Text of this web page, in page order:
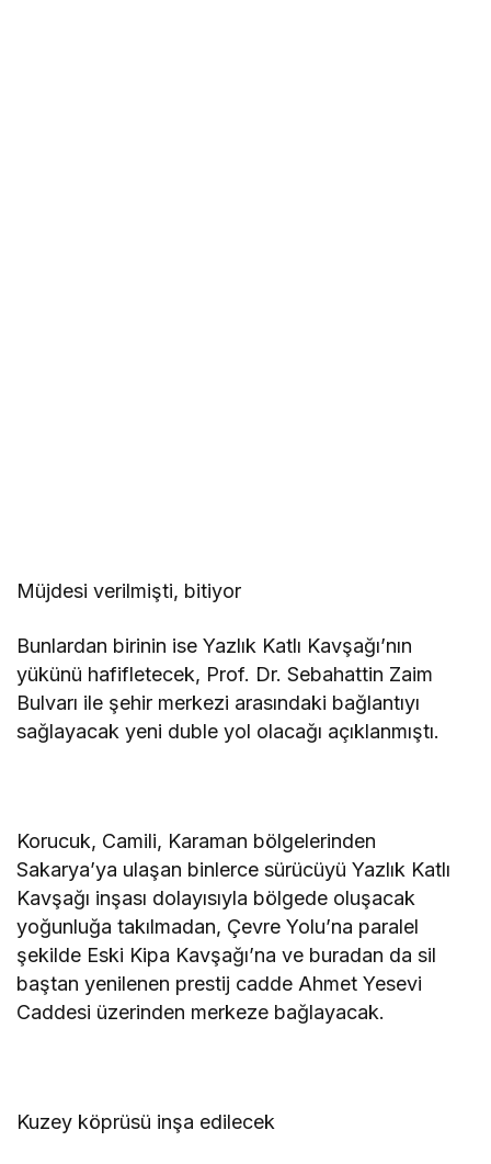
Müjdesi verilmişti, bitiyor
Bunlardan birinin ise Yazlık Katlı Kavşağı’nın
yükünü hafifletecek, Prof. Dr. Sebahattin Zaim
Bulvarı ile şehir merkezi arasındaki bağlantıyı
sağlayacak yeni duble yol olacağı açıklanmıştı.
Korucuk, Camili, Karaman bölgelerinden
Sakarya’ya ulaşan binlerce sürücüyü Yazlık Katlı
Kavşağı inşası dolayısıyla bölgede oluşacak
yoğunluğa takılmadan, Çevre Yolu’na paralel
şekilde Eski Kipa Kavşağı’na ve buradan da sil
baştan yenilenen prestij cadde Ahmet Yesevi
Caddesi üzerinden merkeze bağlayacak.
Kuzey köprüsü inşa edilecek